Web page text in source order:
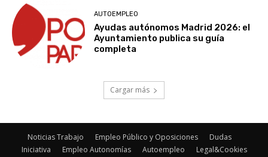
AUTOEMPLEO
Ayudas autónomos Madrid 2026: el
Ayuntamiento publica su guía
completa
Cargar más
Noticias Trabajo Empleo Público y Oposiciones
Dudas
Iniciativa
Empleo Autonomías Autoempleo Legal&Cookies